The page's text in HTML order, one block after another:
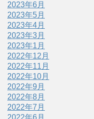
2023年6月
2023年5月
2023年4月
2023年3月
2023年1月
2022年12月
2022年11月
2022年10月
2022年9月
2022年8月
2022年7月
2022年6月